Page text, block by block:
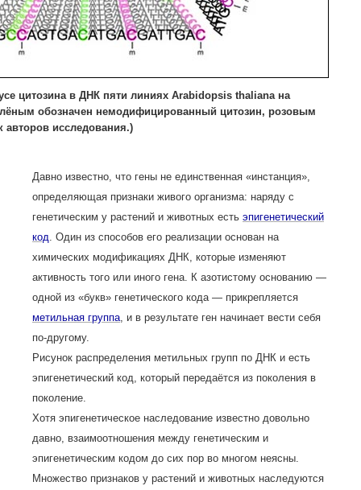
цитозина в ДНК пяти линиях Arabidopsis thaliana на
обозначен немодифицированный цитозин, розовым
исследования.)
Давно известно, что гены не единственная «инстанция»,
определяющая признаки живого организма: наряду с
генетическим у растений и животных есть эпигенетический
код . Один из способов его реализации основан на
химических модификациях ДНК, которые изменяют
активность того или иного гена. К азотистому основанию —
одной из «букв» генетического кода — прикрепляется
метильная группа , и в результате ген начинает вести себя
по-другому.
Рисунок распределения метильных групп по ДНК и есть
эпигенетический код, который передаётся из поколения в
поколение.
Хотя эпигенетическое наследование известно довольно
давно, взаимоотношения между генетическим и
эпигенетическим кодом до сих пор во многом неясны.
Множество признаков у растений и животных наследуются